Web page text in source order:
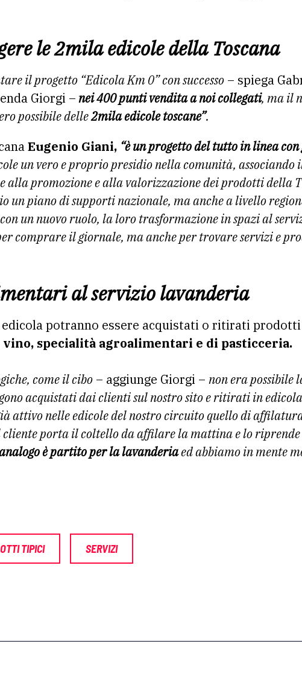
le 2mila edicole della Toscana
il progetto “Edicola Km 0” con successo – spiega
Giorgi –nei 400 punti vendita a noi collegati, ma il
possibile delle2mila edicole toscane”.
Eugenio Giani, “è un progetto del tutto in linea
un vero e proprio presidio nella comunità,
alla promozione e alla valorizzazione dei prodotti della
un piano di supporti nazionale, ma anche a livello
un nuovo ruolo, la loro trasformazione in spazi al
comprare il giornale, ma anche per trovare servizi e
al servizio lavanderia
edicola potranno essere acquistati o ritirati
vino, specialità agroalimentari e di pasticceria.
come il cibo – aggiunge Giorgi – non era possibile
acquistati dai clienti sul nostro sito e ritirati in
attivo nelle edicole del nostro circuito quello di
cliente porta il coltello da affilare la mattina e lo
è partito per la lavanderiaed abbiamo in mente
TIPICI SERVIZI